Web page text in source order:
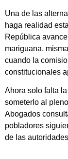
Una de las
haga realidad
República
mariguana,
cuando la
constitucionales
Ahora solo falta
someterlo al
Abogados
pobladores
de las